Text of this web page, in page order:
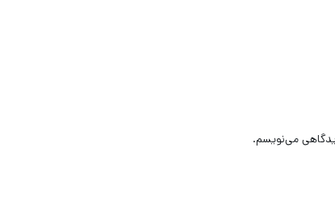
می‌نویسم.